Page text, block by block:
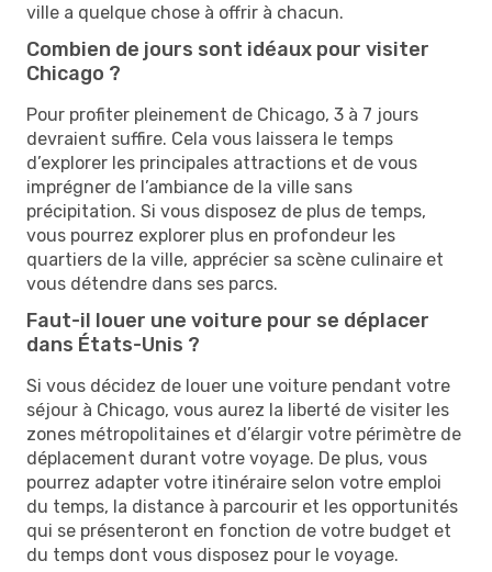
ville a quelque chose à offrir à chacun.
Combien de jours sont idéaux pour visiter
Chicago ?
Pour profiter pleinement de Chicago, 3 à 7 jours
devraient suffire. Cela vous laissera le temps
d’explorer les principales attractions et de vous
imprégner de l’ambiance de la ville sans
précipitation. Si vous disposez de plus de temps,
vous pourrez explorer plus en profondeur les
quartiers de la ville, apprécier sa scène culinaire et
vous détendre dans ses parcs.
Faut-il louer une voiture pour se déplacer
dans États-Unis ?
Si vous décidez de louer une voiture pendant votre
séjour à Chicago, vous aurez la liberté de visiter les
zones métropolitaines et d’élargir votre périmètre de
déplacement durant votre voyage. De plus, vous
pourrez adapter votre itinéraire selon votre emploi
du temps, la distance à parcourir et les opportunités
qui se présenteront en fonction de votre budget et
du temps dont vous disposez pour le voyage.